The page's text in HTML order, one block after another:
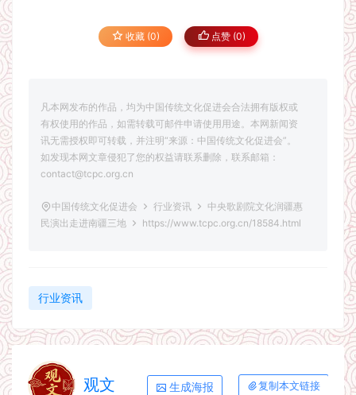
收藏 (0) 点赞 (0)
凡本网发布的作品，均为中国传统文化促进会合法拥有版权或
有权使用的作品，如需转载可邮件申请使用用途。本网新闻资
讯无需授权即可转载，并注明“来源：中国传统文化促进会”。
如发现本网文章侵犯了您的权益请联系删除，联系邮箱：
contact@tcpc.org.cn
中国传统文化促进会 行业资讯
中央歌剧院文化润疆惠
民演出走进南疆三地
https://www.tcpc.org.cn/18584.html
行业资讯
观文 生成海报 复制本文链接